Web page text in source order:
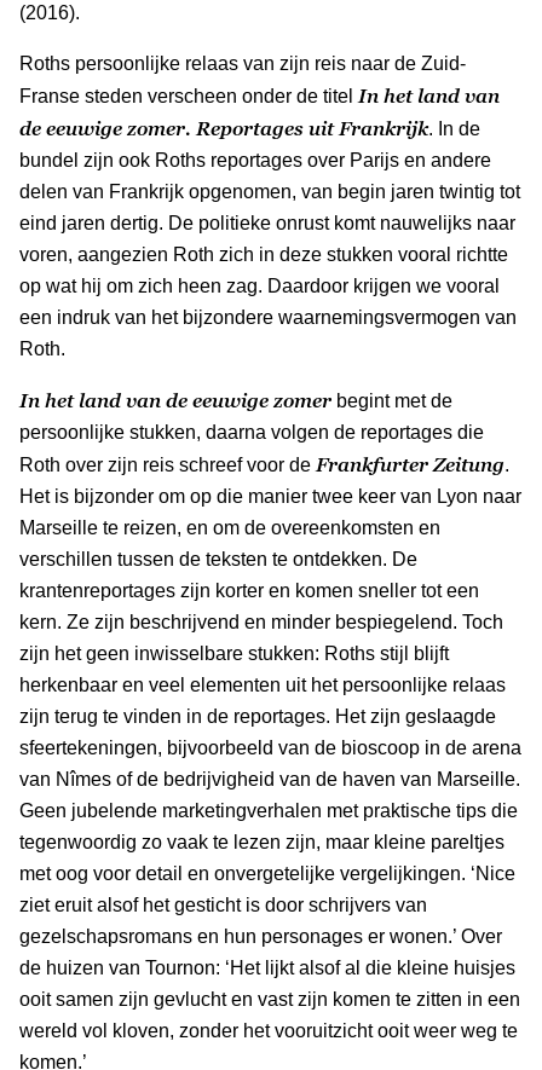
(2016).
Roths persoonlijke relaas van zijn reis naar de Zuid-
Franse steden verscheen onder de titel In het land van
de eeuwige zomer. Reportages uit Frankrijk. In de
bundel zijn ook Roths reportages over Parijs en andere
delen van Frankrijk opgenomen, van begin jaren twintig tot
eind jaren dertig. De politieke onrust komt nauwelijks naar
voren, aangezien Roth zich in deze stukken vooral richtte
op wat hij om zich heen zag. Daardoor krijgen we vooral
een indruk van het bijzondere waarnemingsvermogen van
Roth.
In het land van de eeuwige zomer begint met de
persoonlijke stukken, daarna volgen de reportages die
Roth over zijn reis schreef voor de Frankfurter Zeitung.
Het is bijzonder om op die manier twee keer van Lyon naar
Marseille te reizen, en om de overeenkomsten en
verschillen tussen de teksten te ontdekken. De
krantenreportages zijn korter en komen sneller tot een
kern. Ze zijn beschrijvend en minder bespiegelend. Toch
zijn het geen inwisselbare stukken: Roths stijl blijft
herkenbaar en veel elementen uit het persoonlijke relaas
zijn terug te vinden in de reportages. Het zijn geslaagde
sfeertekeningen, bijvoorbeeld van de bioscoop in de arena
van Nîmes of de bedrijvigheid van de haven van Marseille.
Geen jubelende marketingverhalen met praktische tips die
tegenwoordig zo vaak te lezen zijn, maar kleine pareltjes
met oog voor detail en onvergetelijke vergelijkingen. ‘Nice
ziet eruit alsof het gesticht is door schrijvers van
gezelschapsromans en hun personages er wonen.’ Over
de huizen van Tournon: ‘Het lijkt alsof al die kleine huisjes
ooit samen zijn gevlucht en vast zijn komen te zitten in een
wereld vol kloven, zonder het vooruitzicht ooit weer weg te
komen.’